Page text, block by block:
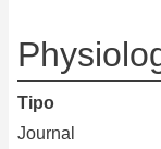
Tipo
Journal